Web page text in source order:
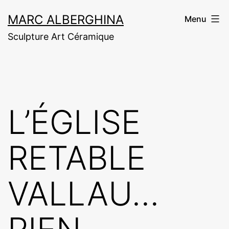
au
contenu
MARC ALBERGHINA
Sculpture Art Céramique
Menu
L’ÉGLISE
RETABLE
VALLAU…